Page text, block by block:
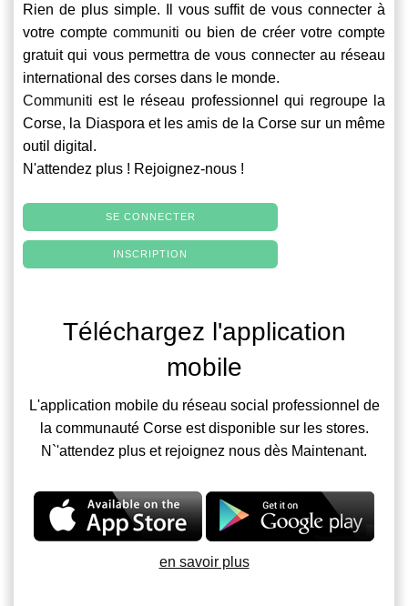
Rien de plus simple. Il vous suffit de vous connecter à
votre compte communiti ou bien de créer votre compte
gratuit qui vous permettra de vous connecter au réseau
international des corses dans le monde.
Communiti est le réseau professionnel qui regroupe la
Corse, la Diaspora et les amis de la Corse sur un même
outil digital.
N'attendez plus ! Rejoignez-nous !
SE CONNECTER
INSCRIPTION
Téléchargez l'application
mobile
L'application mobile du réseau social professionnel de
la communauté Corse est disponible sur les stores.
N`'attendez plus et rejoignez nous dès Maintenant.
en savoir plus